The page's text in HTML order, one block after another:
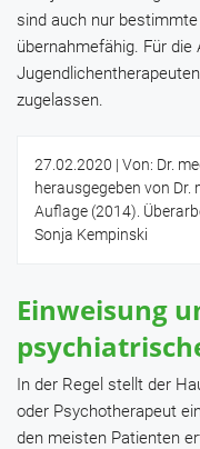
sind auch nur
übernahmefähig. Für die
zugelassen.
27.02.2020 | Von: Dr.
herausgegeben von Dr.
Auflage (2014).
Sonja Kempinski
Einweisung
In der Regel stellt der
oder Psychotherapeut
den meisten Patienten